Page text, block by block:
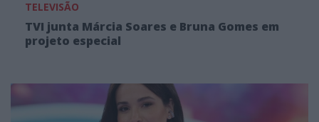
TELEVISÃO
TVI junta Márcia Soares e Bruna Gomes em
projeto especial